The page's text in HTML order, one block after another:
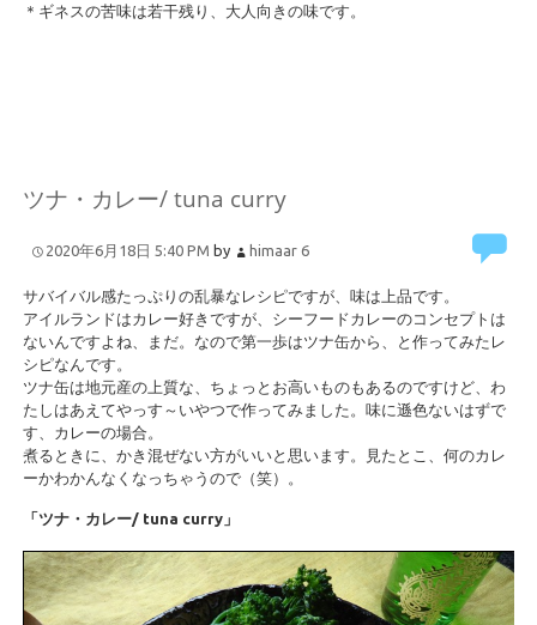
＊ギネスの苦味は若干残り、大人向きの味です。
ツナ・カレー/ tuna curry
2020年6月18日 5:40 PM by himaar 6
サバイバル感たっぷりの乱暴なレシピですが、味は上品です。
アイルランドはカレー好きですが、シーフードカレーのコンセプトは
ないんですよね、まだ。なので第一歩はツナ缶から、と作ってみたレ
シピなんです。
ツナ缶は地元産の上質な、ちょっとお高いものもあるのですけど、わ
たしはあえてやっす～いやつで作ってみました。味に遜色ないはずで
す、カレーの場合。
煮るときに、かき混ぜない方がいいと思います。見たとこ、何のカレ
ーかわかんなくなっちゃうので（笑）。
「ツナ・カレー/ tuna curry」